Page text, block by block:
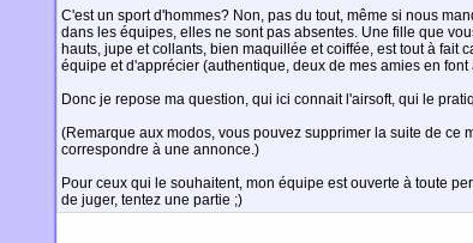
C'est un sport d'hommes? Non, pas du tout, même si nous
dans les équipes, elles ne sont pas absentes. Une fille que
hauts, jupe et collants, bien maquillée et coiffée, est tout à fait
équipe et d'apprécier (authentique, deux de mes amies en font
Donc je repose ma question, qui ici connait l'airsoft, qui le
(Remarque aux modos, vous pouvez supprimer la suite de ce
correspondre à une annonce.)
Pour ceux qui le souhaitent, mon équipe est ouverte à toute
de juger, tentez une partie ;)